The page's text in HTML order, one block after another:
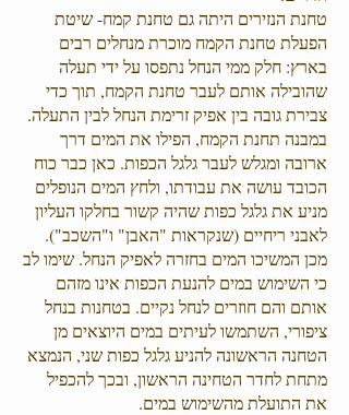
טחנת הנזירים היתה גם טחנת קמח- שיטת
הפעלת טחנת הקמח מוכרת מנחלים רבים
בארץ: חלק ממי הנחל נתפסו על ידי תעלה
שהובילה אותם לעבר טחנת הקמח, תוך כדי
צבירת גובה בין אפיק זרימת הנחל לבין התעלה.
במבנה תחנת הקמח, הפילו את המים דרך
ארובה ומגלש לעבר גלגל הכפות. כאן כבר כוח
הכובד עושה את עבודתו, ולחץ המים הנופלים
מניע את גלגל כפות שהיה קשור בחלקו העליון
לאבני ריחיים (שנקראות "האבן" ו"השכב").
מכן המשיכו המים בחזרה לאפיק הנחל. שימו לב
כי השימוש במים להנעת הכפות אינו מזהם
אותם והם חוזרים לנחל נקיים. בטחנות בנחל
ציפורי, השתמשו לעיתים במים היוצאים מן
הטחנה הראשונה להניע גלגל כפות שני, הנמצא
מתחת לחדר הטחינה הראשון, ובכך להכפיל
את התועלת מהשימוש במים.